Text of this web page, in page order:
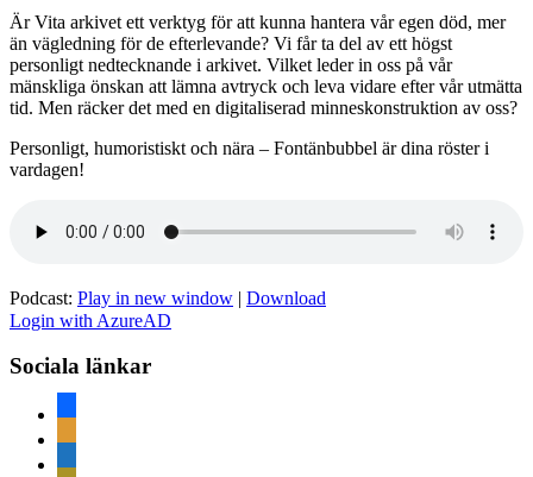
Är Vita arkivet ett verktyg för att kunna hantera vår egen död, mer
än vägledning för de efterlevande? Vi får ta del av ett högst
personligt nedtecknande i arkivet. Vilket leder in oss på vår
mänskliga önskan att lämna avtryck och leva vidare efter vår utmätta
tid. Men räcker det med en digitaliserad minneskonstruktion av oss?
Personligt, humoristiskt och nära – Fontänbubbel är dina röster i
vardagen!
Podcast: Play in new window | Download
Login with AzureAD
Sociala länkar